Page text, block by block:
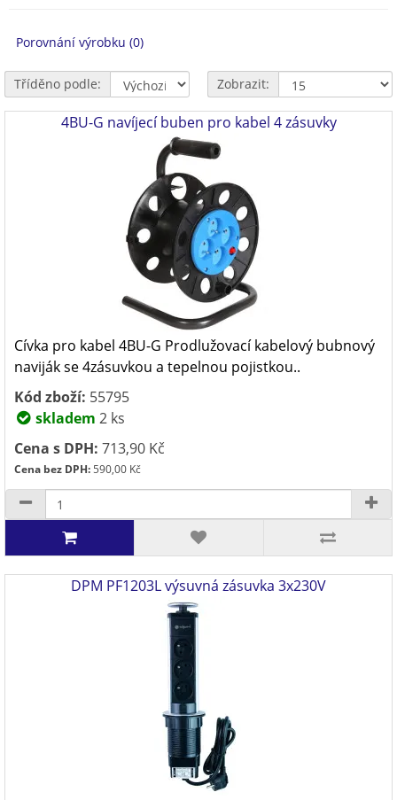
Porovnání výrobku (0)
Tříděno podle: Zobrazit:
4BU-G navíjecí buben pro kabel 4 zásuvky
Cívka pro kabel 4BU-G Prodlužovací kabelový bubnový
naviják se 4zásuvkou a tepelnou pojistkou..
Kód zboží: 55795
skladem 2 ks
Cena s DPH: 713,90 Kč
Cena bez DPH:590,00 Kč
DPM PF1203L výsuvná zásuvka 3x230V